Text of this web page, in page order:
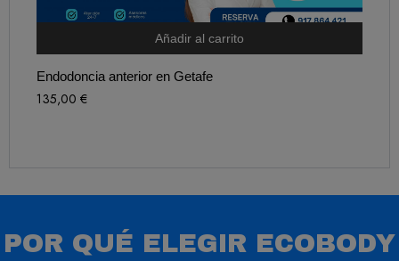
Añadir al carrito
Endodoncia anterior en Getafe
135,00 €
POR QUÉ ELEGIR ECOBODY